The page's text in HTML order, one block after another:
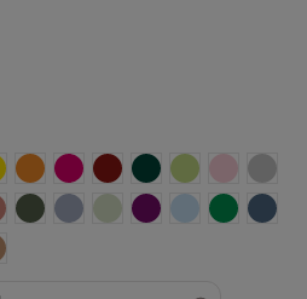
AMARILLONARANJAROSETONGRANATEVERDE BOTELLA
VERDE OASIS
ROSAGRIS
NARANJA CLAY
VERDE AVENTURA
AZUL ZENVERDE MIST
PURPURACELESTEVERDE
NARANJA GREEK